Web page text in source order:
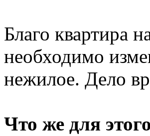
Благо квартира
необходимо
нежилое. Дело
Что же для